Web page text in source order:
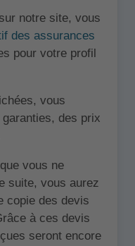
notre site, vous
des assurances
pour votre profil
vous
des prix
vous ne
suite, vous aurez
copie des devis
à ces devis
seront encore